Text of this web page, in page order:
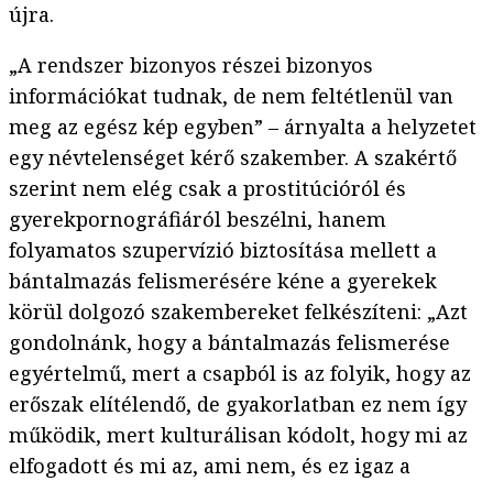
újra.
„A rendszer bizonyos részei bizonyos
információkat tudnak, de nem feltétlenül van
meg az egész kép egyben” – árnyalta a helyzetet
egy névtelenséget kérő szakember. A szakértő
szerint nem elég csak a prostitúcióról és
gyerekpornográfiáról beszélni, hanem
folyamatos szupervízió biztosítása mellett a
bántalmazás felismerésére kéne a gyerekek
körül dolgozó szakembereket felkészíteni: „Azt
gondolnánk, hogy a bántalmazás felismerése
egyértelmű, mert a csapból is az folyik, hogy az
erőszak elítélendő, de gyakorlatban ez nem így
működik, mert kulturálisan kódolt, hogy mi az
elfogadott és mi az, ami nem, és ez igaz a